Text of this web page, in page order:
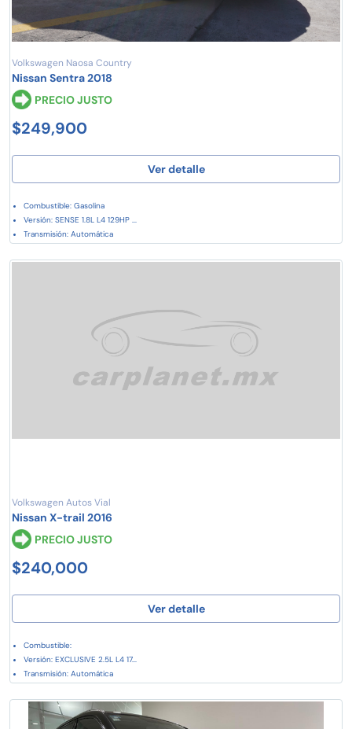
Volkswagen Naosa Country
Nissan Sentra 2018
PRECIO JUSTO
$249,900
Ver detalle
Combustible: Gasolina
Versión: SENSE 1.8L L4 129HP ...
Transmisión: Automática
Volkswagen Autos Vial
Nissan X-trail 2016
PRECIO JUSTO
$240,000
Ver detalle
Combustible:
Versión: EXCLUSIVE 2.5L L4 17...
Transmisión: Automática